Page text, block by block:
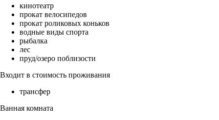
кинотеатр
прокат велосипедов
прокат роликовых коньков
водные виды спорта
рыбалка
лес
пруд/озеро поблизости
Входит в стоимость проживания
трансфер
Ванная комната